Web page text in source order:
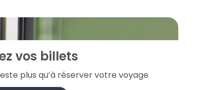
vos billets
plus qu’à réserver votre voyage